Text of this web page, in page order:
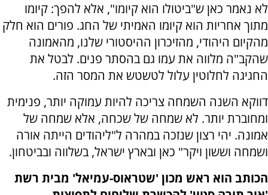
לא נאמר כאן ש"ביטולו הוא קיומו", אלא להפך: קיומו
מתוך אחריות הוא קיומו האמיתי של החג. פורים הוא חלק
מהקיום היהודי, מהזיכרון ההיסטורי שלנו, מהאמונה
שהקב"ה מלווה את עמו גם בהסתר פנים. לבטל את
החגיגה לחלוטין עלול לטשטש את המסר הזה.
דווקא השנה השמחה צריכה להיות עמוקה יותר, פנימית
ומחוברת יותר. לא שמחה של שכחה, אלא שמחה של
אמונה. יהי רצון שנזכה במהרה ל"ליהודים הייתה אורה
ושמחה וששון ויקר" כאן ובארץ ישראל, בשלווה ובביטחון.
הכותב הוא ראש מכון 'שטראוס-עמיאל' מבית רשת